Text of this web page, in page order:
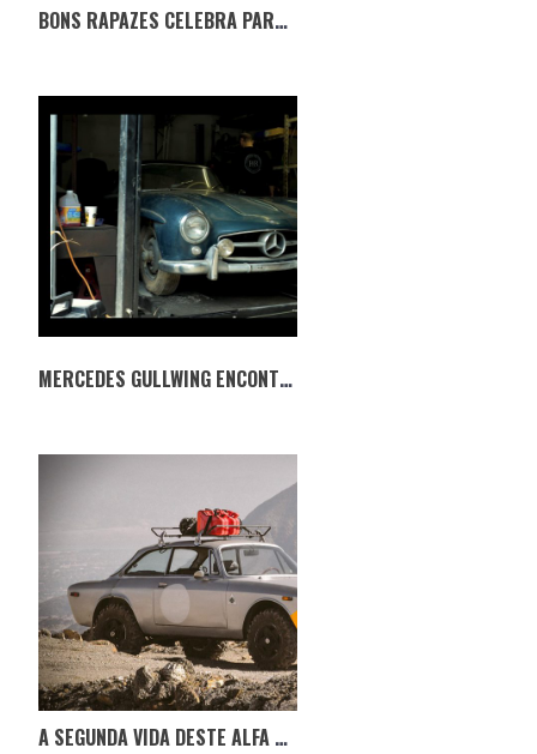
BONS RAPAZES CELEBRA PARCERIA COM A EXPOMOTO
MERCEDES GULLWING ENCONTRADO 42 ANOS DEPOIS
A SEGUNDA VIDA DESTE ALFA ROMEO GTV